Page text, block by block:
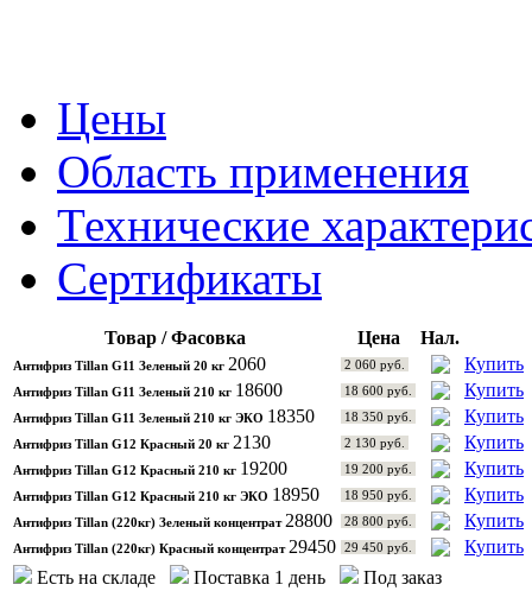
Цены
Область применения
Технические
Сертификаты
Товар / Фасовка Цена Нал.
Антифриз Tillan G11 Зеленый 20 кг 2060 2 060 руб. Купить
Антифриз Tillan G11 Зеленый 210 кг 18600 18 600 руб. Купить
Антифриз Tillan G11 Зеленый 210 кг ЭКО 18350 18 350 руб. Купить
Антифриз Tillan G12 Красный 20 кг 2130 2 130 руб. Купить
Антифриз Tillan G12 Красный 210 кг 19200 19 200 руб. Купить
Антифриз Tillan G12 Красный 210 кг ЭКО 18950 18 950 руб. Купить
Антифриз Tillan (220кг) Зеленый концентрат 28800 28 800 руб. Купить
Антифриз Tillan (220кг) Красный концентрат 29450 29 450 руб.
Купить
Есть на складе
Поставка 1 день Под заказ